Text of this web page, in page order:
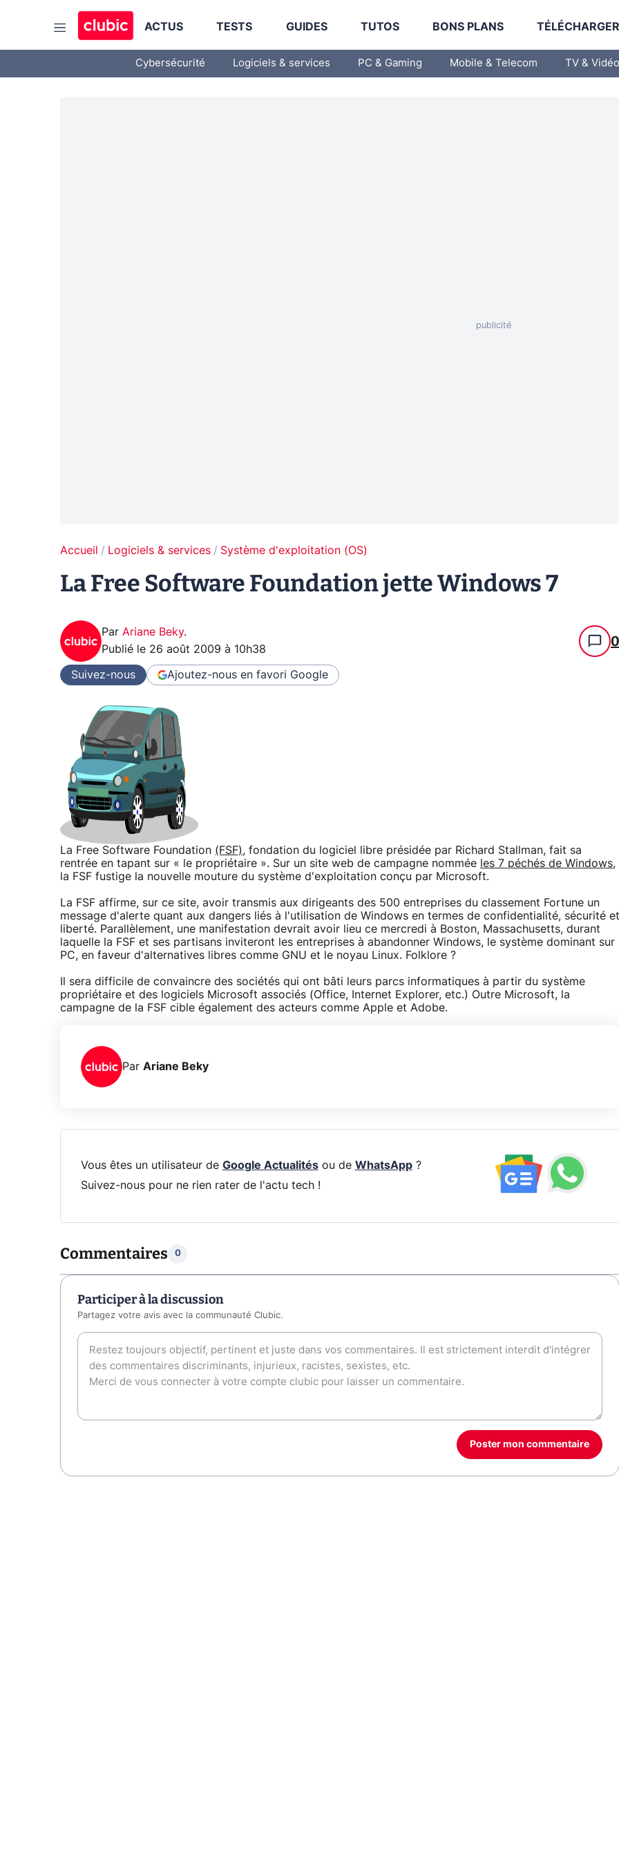
ACTUS TESTS GUIDES TUTOS BONS PLANS
Cybersécurité Logiciels & services PC & Gaming Mobile & Telecom TV & Vidéo
Accueil Logiciels & services Système d'exploitation (OS)
La Free Software Foundation jette Windows 7
Par Ariane Beky.
Publié le 26 août 2009 à 10h38 0
Suivez-nous Ajoutez-nous en favori Google
La Free Software Foundation (FSF), fondation du logiciel libre présidée par Richard Stallman, fait sa
rentrée en tapant sur « le propriétaire ». Sur un site web de campagne nommée les 7 péchés de Windows,
la FSF fustige la nouvelle mouture du système d'exploitation conçu par Microsoft.
La FSF affirme, sur ce site, avoir transmis aux dirigeants des 500 entreprises du classement Fortune un
message d'alerte quant aux dangers liés à l'utilisation de Windows en termes de confidentialité, sécurité et
liberté. Parallèlement, une manifestation devrait avoir lieu ce mercredi à Boston, Massachusetts, durant
laquelle la FSF et ses partisans inviteront les entreprises à abandonner Windows, le système dominant sur
PC, en faveur d'alternatives libres comme GNU et le noyau Linux. Folklore ?
Il sera difficile de convaincre des sociétés qui ont bâti leurs parcs informatiques à partir du système
propriétaire et des logiciels Microsoft associés (Office, Internet Explorer, etc.) Outre Microsoft, la
campagne de la FSF cible également des acteurs comme Apple et Adobe.
Par Ariane Beky
Vous êtes un utilisateur de Google Actualitésou de WhatsApp?
Suivez-nous pour ne rien rater de l'actu tech !
Commentaires 0
Participer à la discussion
Partagez votre avis avec la communauté Clubic.
Poster mon commentaire